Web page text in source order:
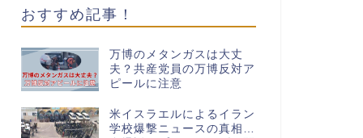
おすすめ記事！
万博のメタンガスは大丈
夫？共産党員の万博反対ア
ピールに注意
米イスラエルによるイラン
学校爆撃ニュースの真相…